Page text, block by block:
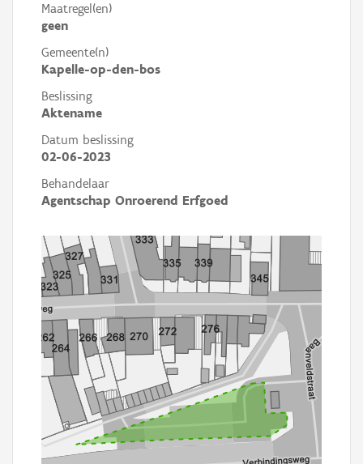
Maatregel(en)
geen
Gemeente(n)
Kapelle-op-den-bos
Beslissing
Aktename
Datum beslissing
02-06-2023
Behandelaar
Agentschap Onroerend Erfgoed